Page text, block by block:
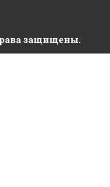
защищены.